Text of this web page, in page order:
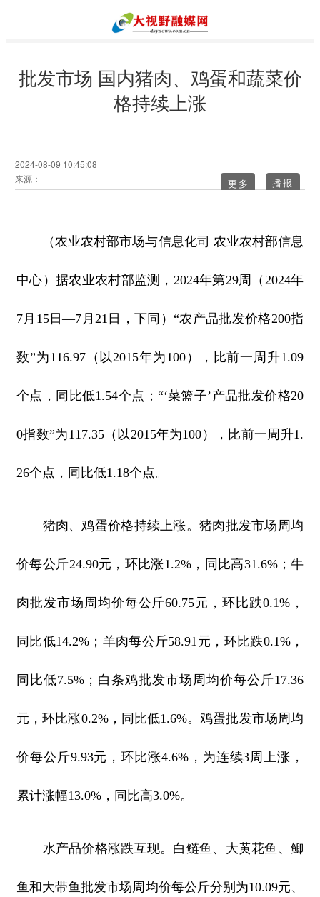
批发市场 国内猪肉、鸡蛋和蔬菜价
格持续上涨
2024-08-09 10:45:08
来源：
更多
（农业农村部市场与信息化司 农业农村部信息
中心）据农业农村部监测，2024年第29周（2024年
7月15日—7月21日，下同）“农产品批发价格200指
数”为116.97（以2015年为100），比前一周升1.09
个点，同比低1.54个点；“‘菜篮子’产品批发价格20
0指数”为117.35（以2015年为100），比前一周升1.
26个点，同比低1.18个点。
猪肉、鸡蛋价格持续上涨。猪肉批发市场周均
价每公斤24.90元，环比涨1.2%，同比高31.6%；牛
肉批发市场周均价每公斤60.75元，环比跌0.1%，
同比低14.2%；羊肉每公斤58.91元，环比跌0.1%，
同比低7.5%；白条鸡批发市场周均价每公斤17.36
元，环比涨0.2%，同比低1.6%。鸡蛋批发市场周均
价每公斤9.93元，环比涨4.6%，为连续3周上涨，
累计涨幅13.0%，同比高3.0%。
水产品价格涨跌互现。白鲢鱼、大黄花鱼、鲫
鱼和大带鱼批发市场周均价每公斤分别为10.09元、